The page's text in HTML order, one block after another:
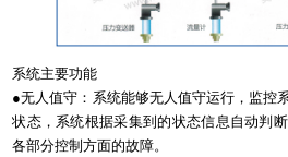
系统主要功能
●无人值守：系统能够无人值守运行，监控
状态，系统根据采集到的状态信息自动判
各部分控制方面的故障。